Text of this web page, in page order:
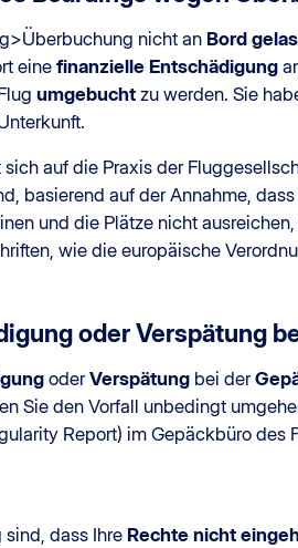
nicht an Bord
eine finanzielle Entschädigung
umgebucht zu werden. Sie
sich auf die Praxis der
basierend auf der Annahme,
und die Plätze nicht
wie die europäische
oder Verspätung
oderVerspätung bei der
Sie den Vorfall unbedingt
Report) im Gepäckbüro des
dass Ihre Rechte nicht